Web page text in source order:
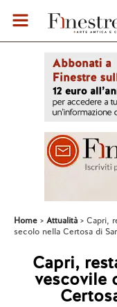
Home Attualità
Capri,
secolo nella Certosa di
Capri,
vescovile